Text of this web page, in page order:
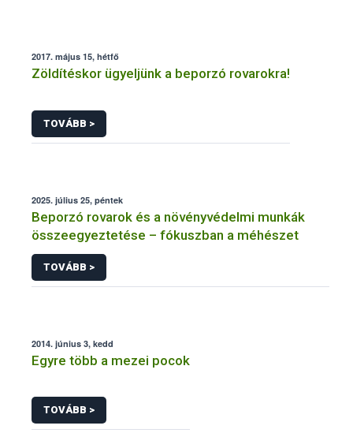
2017. május 15, hétfő
Zöldítéskor ügyeljünk a beporzó rovarokra!
TOVÁBB >
2025. július 25, péntek
Beporzó rovarok és a növényvédelmi munkák
összeegyeztetése – fókuszban a méhészet
TOVÁBB >
2014. június 3, kedd
Egyre több a mezei pocok
TOVÁBB >